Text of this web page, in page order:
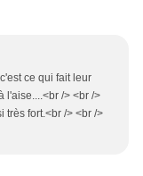
ce qui fait leur
l'aise....<br /> <br />
très fort.<br /> <br />